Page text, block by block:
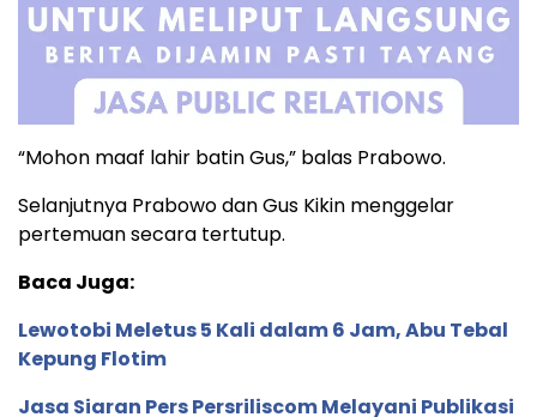
“Mohon maaf lahir batin Gus,” balas Prabowo.
Selanjutnya Prabowo dan Gus Kikin menggelar
pertemuan secara tertutup.
Baca Juga:
Lewotobi Meletus 5 Kali dalam 6 Jam, Abu Tebal
Kepung Flotim
Jasa Siaran Pers Persriliscom Melayani Publikasi